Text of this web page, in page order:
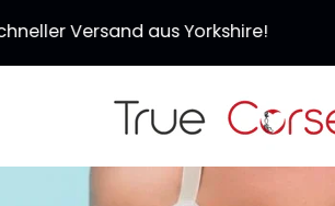
SALE - 3 Korsetts für €120